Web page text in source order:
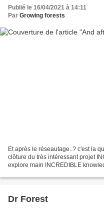
Publié le 16/04/2021 à 14:11
Par Growing forests
Et après le réseautage..? c'est la
clôture du très intéressant projet
explore main INCREDIBLE
Dr Forest